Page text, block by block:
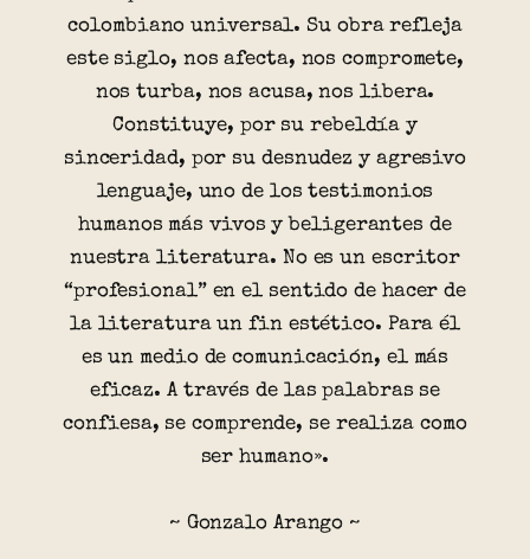
colombiano universal. Su obra refleja
este siglo, nos afecta, nos compromete,
nos turba, nos acusa, nos libera.
Constituye, por su rebeldía y
sinceridad, por su desnudez y agresivo
lenguaje, uno de los testimonios
humanos más vivos y beligerantes de
nuestra literatura. No es un escritor
“profesional” en el sentido de hacer de
la literatura un fin estético. Para él
es un medio de comunicación, el más
eficaz. A través de las palabras se
confiesa, se comprende, se realiza como
ser humano».
~ Gonzalo Arango ~